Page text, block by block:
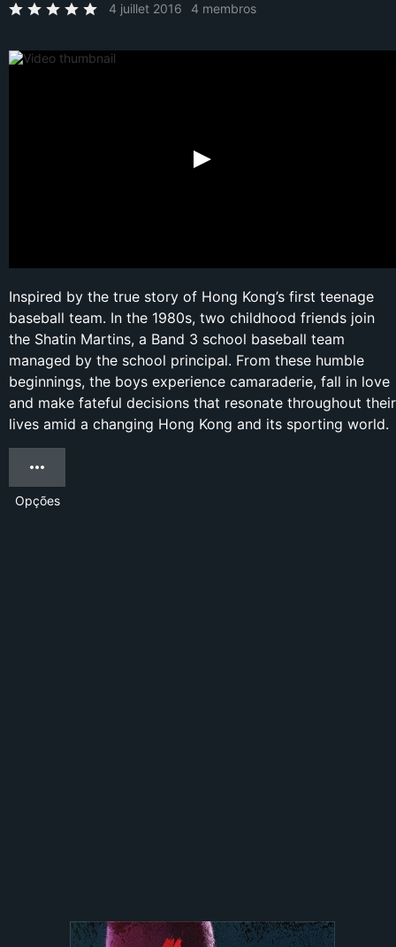
4 juillet 2016 4 membros
Inspired by the true story of Hong Kong’s first teenage
baseball team. In the 1980s, two childhood friends join
the Shatin Martins, a Band 3 school baseball team
managed by the school principal. From these humble
beginnings, the boys experience camaraderie, fall in love
and make fateful decisions that resonate throughout their
lives amid a changing Hong Kong and its sporting world.
Opções